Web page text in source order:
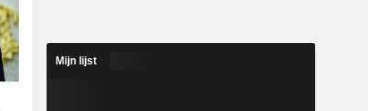
Mijn lijst